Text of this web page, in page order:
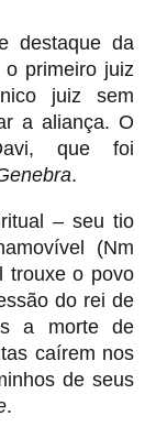
destaque da
primeiro juiz
juiz sem
a aliança. O
que foi
.
– seu tio
(Nm
trouxe o povo
do rei de
a morte de
caírem nos
de seus
.